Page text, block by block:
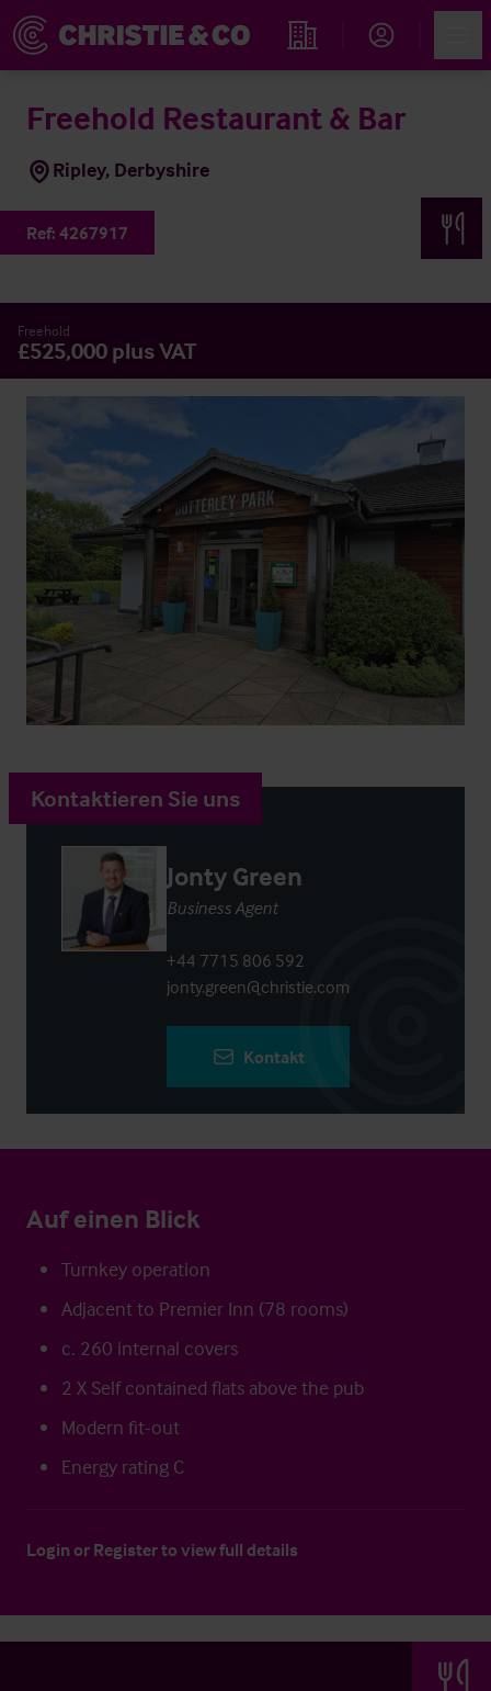
Immobiliensuche
Freehold Restaurant & Bar
Ripley, Derbyshire
Ref: 4267917
Freehold
£525,000 plus VAT
Kontaktieren Sie uns
Jonty Green
Business Agent
+44 7715 806 592
jonty.green@christie.com
Kontakt
Auf einen Blick
Turnkey operation
Adjacent to Premier Inn (78 rooms)
c. 260 internal covers
2 X Self contained flats above the pub
Modern fit-out
Energy rating C
Login or Registerto view full details